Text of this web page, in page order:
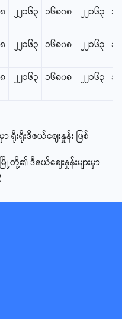
၂၂၁၆၃ ၁၆၈၀၈ ၂၂၁၆၃ ၁
၂၂၁၆၃ ၁၆၈၀၈ ၂၂၁၆၃ ၁
၂၂၁၆၃ ၁၆၈၀၈ ၂၂၁၆၃ ၁
းရိုးဒီဇယ်ဈေးနှုန်း ဖြစ်
ြို့တို့၏ ဒီဇယ်ဈေးနှုန်းများမှာ